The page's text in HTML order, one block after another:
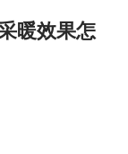
暖效果怎